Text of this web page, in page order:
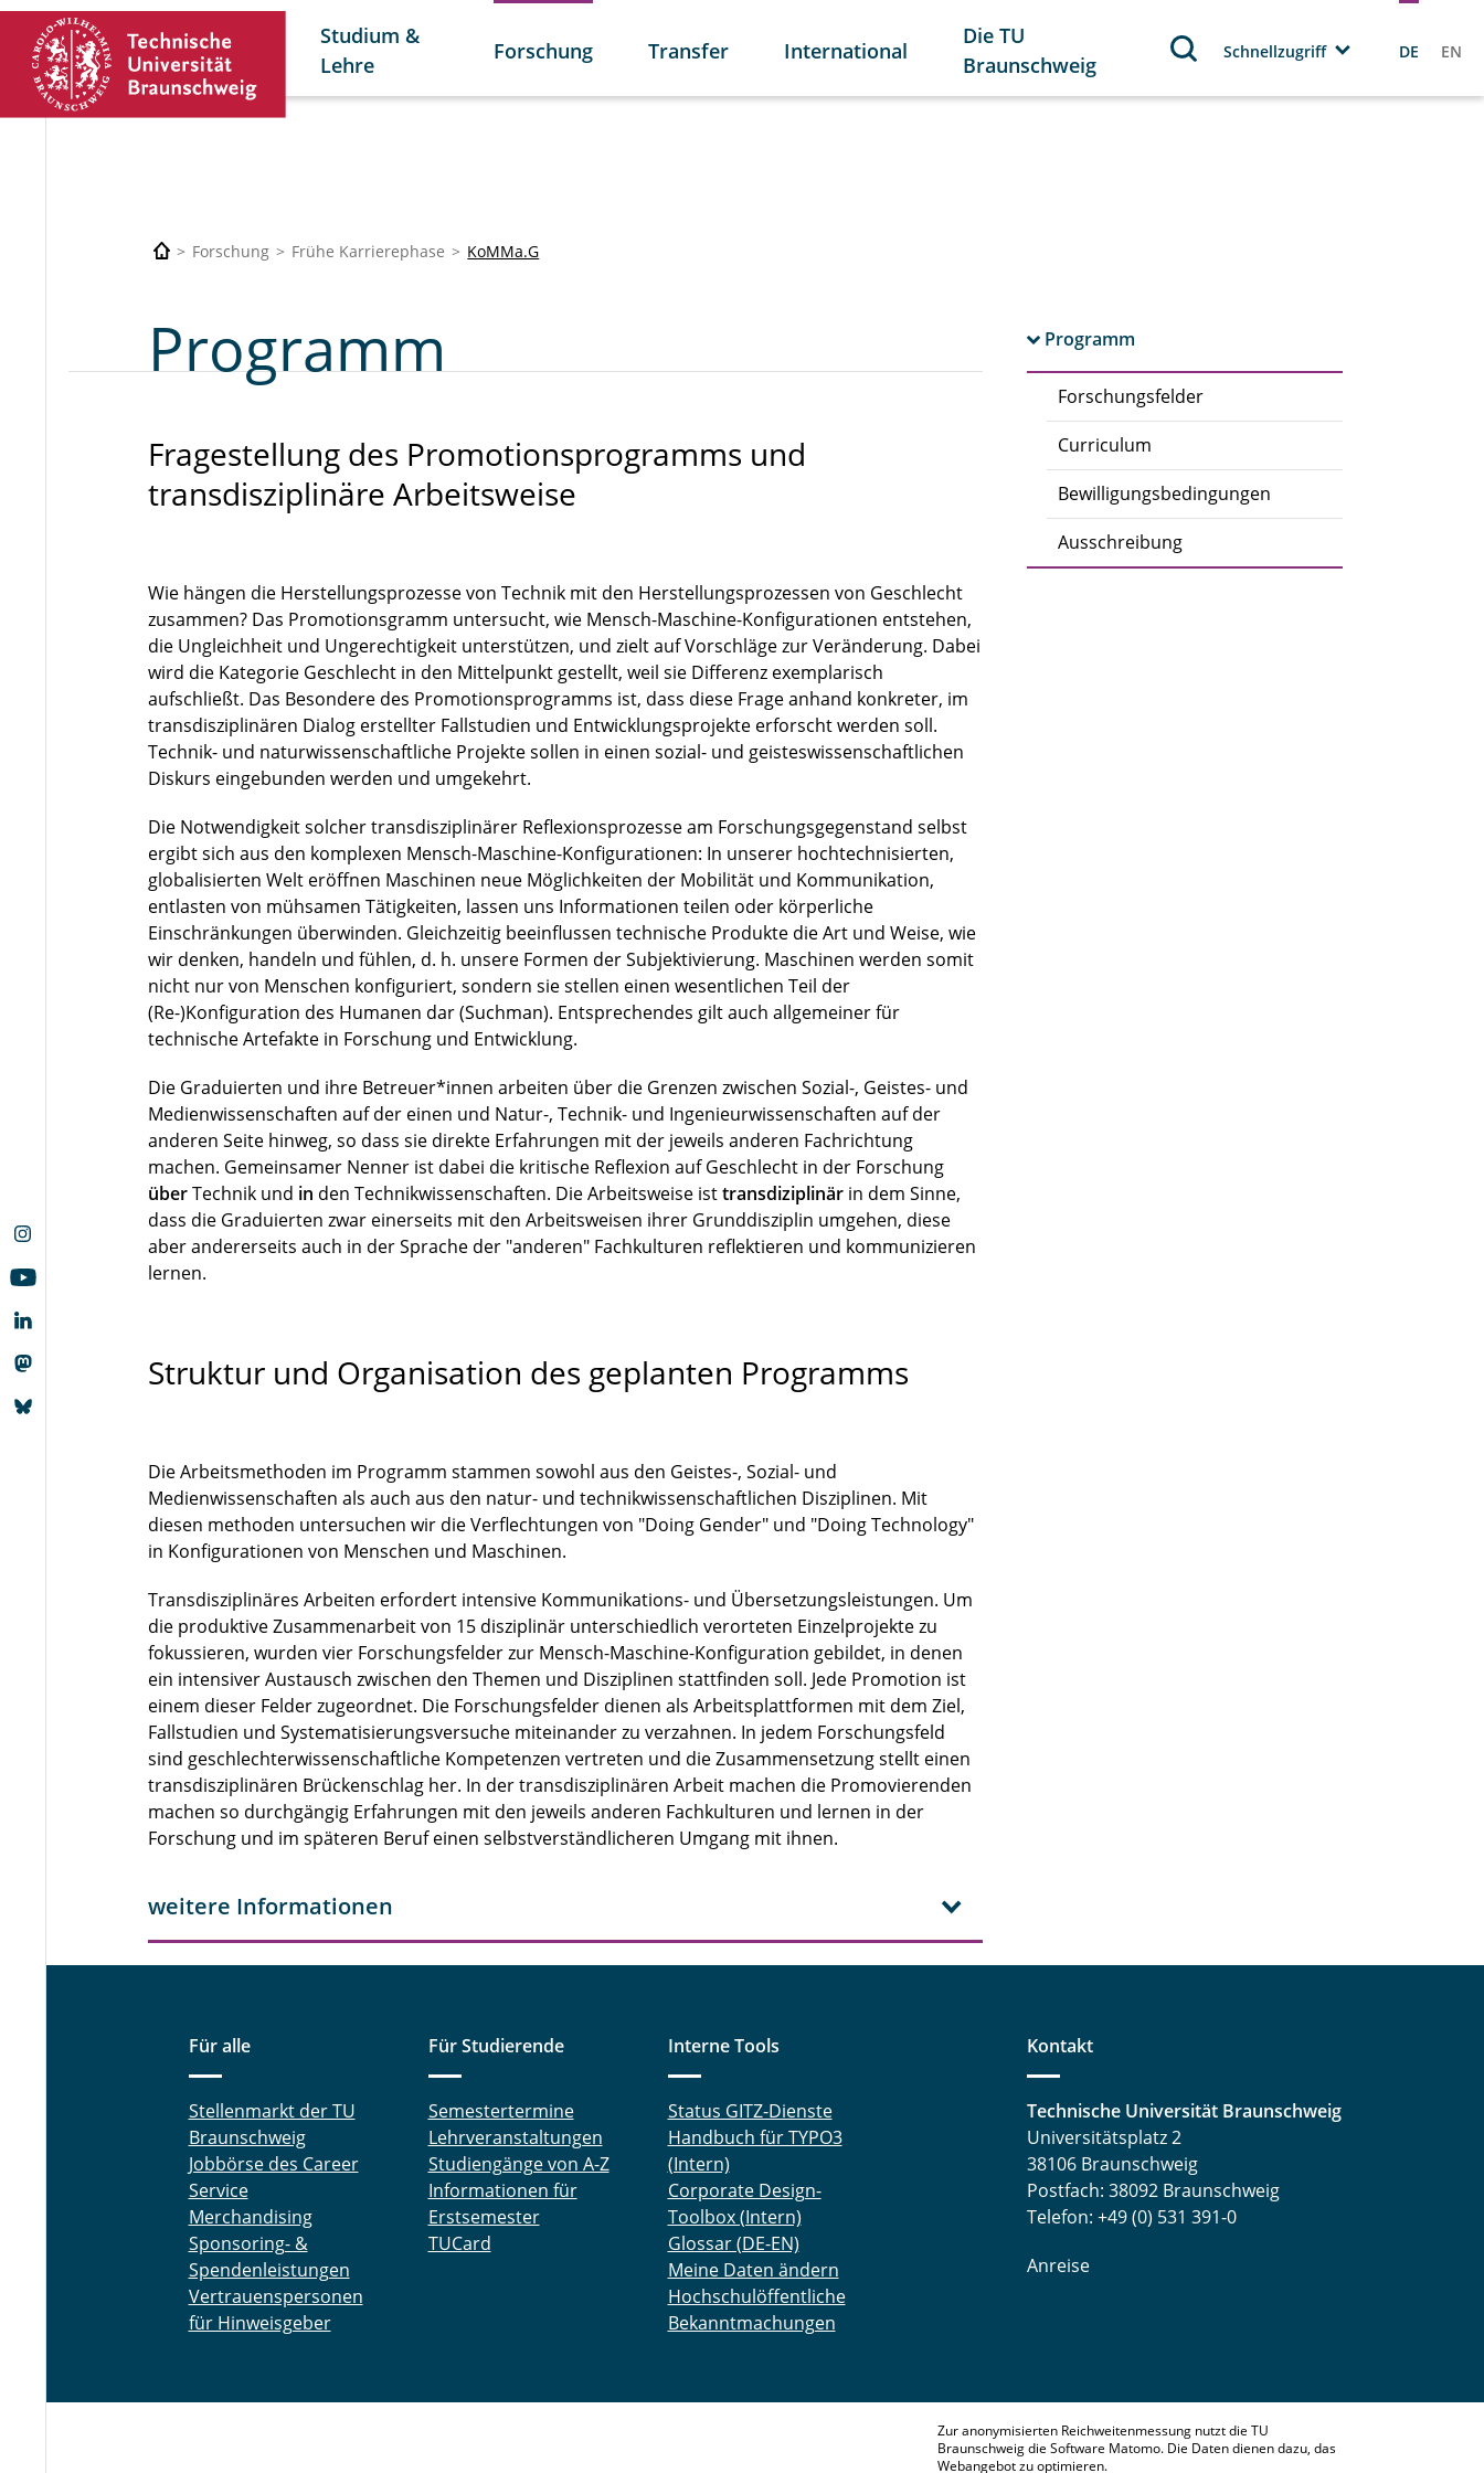
Studium &
Lehre
Forschung Transfer International
Die TU
Braunschweig
Schnellzugriff DE EN
Forschung Frühe Karrierephase KoMMa.G
Programm
Forschungsfelder
Curriculum
Bewilligungsbedingungen
Ausschreibung
Programm
Fragestellung des Promotionsprogramms und
transdisziplinäre Arbeitsweise
Wie hängen die Herstellungsprozesse von Technik mit den Herstellungsprozessen von Geschlecht
zusammen? Das Promotionsgramm untersucht, wie Mensch-Maschine-Konfigurationen entstehen,
die Ungleichheit und Ungerechtigkeit unterstützen, und zielt auf Vorschläge zur Veränderung. Dabei
wird die Kategorie Geschlecht in den Mittelpunkt gestellt, weil sie Differenz exemplarisch
aufschließt. Das Besondere des Promotionsprogramms ist, dass diese Frage anhand konkreter, im
transdisziplinären Dialog erstellter Fallstudien und Entwicklungsprojekte erforscht werden soll.
Technik- und naturwissenschaftliche Projekte sollen in einen sozial- und geisteswissenschaftlichen
Diskurs eingebunden werden und umgekehrt.
Die Notwendigkeit solcher transdisziplinärer Reflexions­prozesse am Forschungsgegenstand selbst
ergibt sich aus den komplexen Mensch-Maschine-Konfigurationen: In unserer hochtechnisierten,
globalisierten Welt eröffnen Maschinen neue Möglichkeiten der Mobilität und Kommunikation,
entlasten von mühsamen Tätigkeiten, lassen uns Informationen teilen oder körperliche
Einschränkungen überwinden. Gleichzeitig beeinflussen technische Produkte die Art und Weise, wie
wir denken, handeln und fühlen, d. h. unsere Formen der Subjektivierung. Maschinen werden somit
nicht nur von Menschen konfiguriert, sondern sie stellen einen wesentlichen Teil der
(Re-)Konfiguration des Humanen dar (Suchman). Entsprechendes gilt auch allgemeiner für
technische Artefakte in Forschung und Entwicklung.
Die Graduierten und ihre Betreuer*innen arbeiten über die Grenzen zwischen Sozial-, Geistes- und
Medienwissenschaften auf der einen und Natur-, Technik- und Ingenieurwissenschaften auf der
anderen Seite hinweg, so dass sie direkte Erfahrungen mit der jeweils anderen Fachrichtung
machen. Gemeinsamer Nenner ist dabei die kritische Reflexion auf Geschlecht in der Forschung
überTechnik und in den Technikwissenschaften. Die Arbeitsweise isttransdiziplinär in dem Sinne,
dass die Graduierten zwar einerseits mit den Arbeitsweisen ihrer Grunddisziplin umgehen, diese
aber andererseits auch in der Sprache der "anderen" Fachkulturen reflektieren und kommunizieren
lernen.
Struktur und Organisation des geplanten Programms
Die Arbeitsmethoden im Programm stammen sowohl aus den Geistes-, Sozial- und
Medienwissenschaften als auch aus den natur- und technikwissenschaftlichen Disziplinen. Mit
diesen methoden untersuchen wir die Verflechtungen von "Doing Gender" und "Doing Technology"
in Konfigurationen von Menschen und Maschinen.
Transdisziplinäres Arbeiten erfordert intensive Kommunikations- und Übersetzungsleistungen. Um
die produktive Zusammenarbeit von 15 disziplinär unterschiedlich verorteten Einzelprojekte zu
fokussieren, wurden vier Forschungsfelder zur Mensch-Maschine-Konfiguration gebildet, in denen
ein intensiver Austausch zwischen den Themen und Disziplinen stattfinden soll. Jede Promotion ist
einem dieser Felder zugeordnet. Die Forschungsfelder dienen als Arbeitsplattformen mit dem Ziel,
Fallstudien und Systematisierungsversuche miteinander zu verzahnen. In jedem Forschungsfeld
sind geschlechterwissenschaftliche Kompetenzen vertreten und die Zusammensetzung stellt einen
transdisziplinären Brückenschlag her. In der transdisziplinären Arbeit machen die Promovierenden
machen so durchgängig Erfahrungen mit den jeweils anderen Fachkulturen und lernen in der
Forschung und im späteren Beruf einen selbstverständlicheren Umgang mit ihnen.
weitere Informationen
Für alle
Stellenmarkt der TU
Braunschweig
Jobbörse des Career
Service
Merchandising
Sponsoring- &
Spendenleistungen
Vertrauenspersonen
für Hinweisgeber
Für Studierende
Semestertermine
Lehrveranstaltungen
Studiengänge von A-Z
Informationen für
Erstsemester
TUCard
Interne Tools
Status GITZ-Dienste
Handbuch für TYPO3
(Intern)
Corporate Design-
Toolbox (Intern)
Glossar (DE-EN)
Meine Daten ändern
Hochschulöffentliche
Bekanntmachungen
Kontakt
Technische Universität Braunschweig
Universitätsplatz 2
38106 Braunschweig
Postfach: 38092 Braunschweig
Telefon: +49 (0) 531 391-0
Anreise
Zur anonymisierten Reichweitenmessung nutzt die TU
Braunschweig die Software Matomo. Die Daten dienen dazu, das
Webangebot zu optimieren.